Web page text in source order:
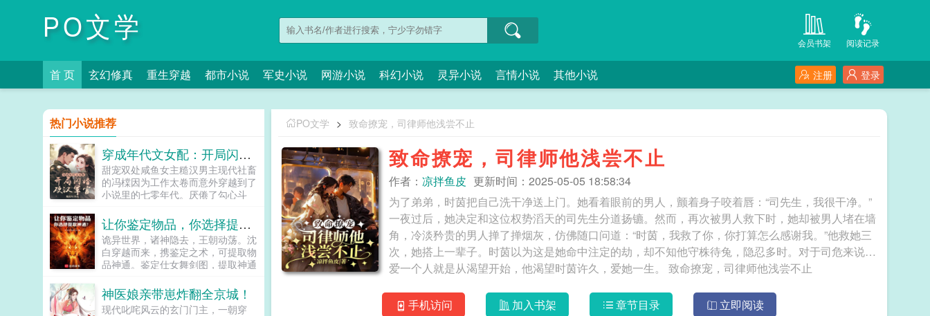
PO文学 阅读记录
会员书架
首 页 玄幻修真 重生穿越 都市小说 军史小说 网游小说 科幻小说 灵异小说 言情小说 其他小说 登录
注册
PO文学 > 致命撩宠，司律师他浅尝不止
致命撩宠，司律师他浅尝不止
作者： 凉拌鱼皮 更新时间：2025-05-05 18:58:34
为了弟弟，时茵把自己洗干净送上门。她看着眼前的男人，颤着身子咬着唇：“司先生，我很干净。”
一夜过后，她决定和这位权势滔天的司先生分道扬镳。然而，再次被男人救下时，她却被男人堵在墙
角，冷淡矜贵的男人掸了掸烟灰，仿佛随口问道：“时茵，我救了你，你打算怎么感谢我。”他救她三
次，她搭上一辈子。时茵以为这是她命中注定的劫，却不知他守株待兔，隐忍多时。对于司危来说，
爱一个人就是从渴望开始，他渴望时茵许久，爱她一生。 致命撩宠，司律师他浅尝不止
手机访问 加入书架 章节目录 立即阅读
热门小说推荐
穿成年代文女配：开局闪婚硬汉军官
甜宠双处咸鱼女主糙汉男主现代社畜
的冯橖因为工作太卷而意外穿越到了
小说里的七零年代。厌倦了勾心斗
婚夫贺南章的粗大腿，好从此过生躺
平摆烂的人生。毕竟这位未婚夫不久
后将会成为书中最强大佬。谁知大佬
不开窍，一心想跟她解除婚约。从此
冯橖的人生信条又多了一样，那就是
山。贺南章反对包办婚姻，从你我做
起！冯橖有人包办还不好吗？再说了
让你鉴定物品，你选择提取神通？
诡异世界，诸神隐去，王朝动荡。沈
白穿越而来，携鉴定之术，可提取物
品神通。鉴定仕女舞剑图，提取神通
拳鉴定残破将军塑像，提取神通穿杨
箭染血塑像，借寿槐树，报恩狐女当
神医娘亲带崽炸翻全京城！
现代叱咤风云的玄门门主，一朝穿